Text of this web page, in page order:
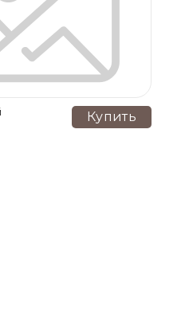
цвет черный (2)
Купить